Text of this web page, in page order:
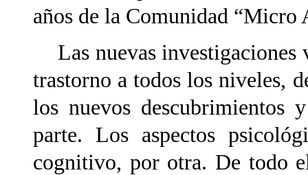
años de la Comunidad “Micro
Las nuevas investigaciones
trastorno a todos los niveles,
los nuevos descubrimientos
parte. Los aspectos
cognitivo, por otra. De todo